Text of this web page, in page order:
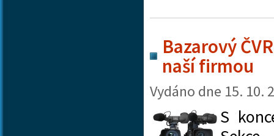
Bazarový
naší firmou
Vydáno dne 15. 10.
S